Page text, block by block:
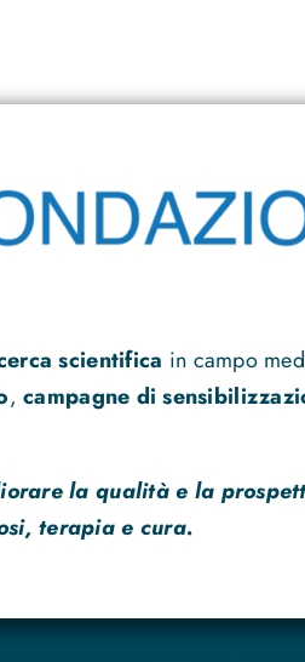
scientifica in campo
,campagne di
la qualità e la
terapia e cura.